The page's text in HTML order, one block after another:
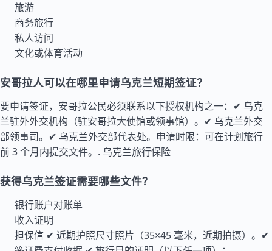
旅游
商务旅行
私人访问
文化或体育活动
安哥拉人可以在哪里申请乌克兰短期签证？
要申请签证，安哥拉公民必须联系以下授权机构之一：✔ 乌克
兰驻外外交机构（驻安哥拉大使馆或领事馆）。✔ 乌克兰外交
部领事司。✔ 乌克兰外交部代表处。申请时限：可在计划旅行
前 3 个月内提交文件。. 乌克兰旅行保险
获得乌克兰签证需要哪些文件？
银行账户对账单
收入证明
担保信 ✔ 近期护照尺寸照片（35×45 毫米，近期拍摄）。✔